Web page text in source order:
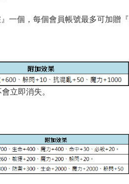
』一個，每個會員帳號最多可加贈『
立即消失。